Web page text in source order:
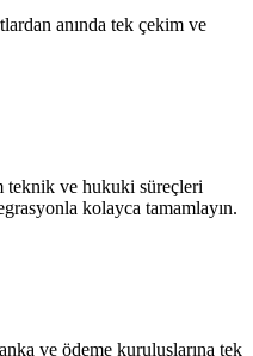
anında tek çekim ve
teknik ve hukuki süreçleri
kolayca tamamlayın.
ve ödeme kuruluşlarına tek